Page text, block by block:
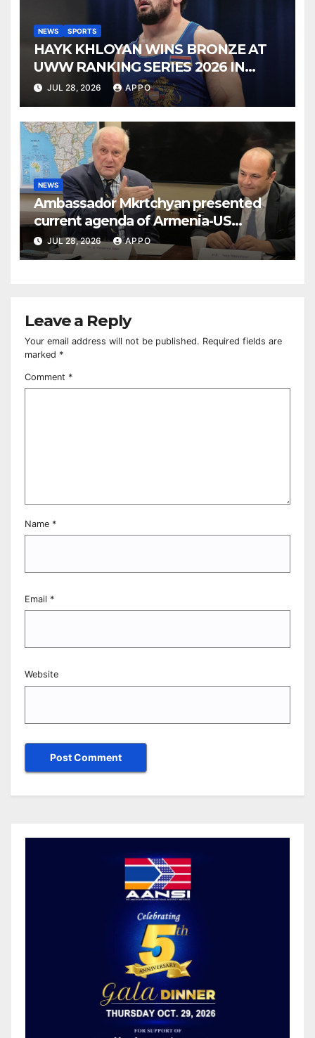
NEWS SPORTS
HAYK KHLOYAN WINS BRONZE AT
UWW RANKING SERIES 2026 IN
BUDAPEST
JUL 28, 2026 APPO
NEWS
Ambassador Mkrtchyan presented
current agenda of Armenia-US
relations at American Foreign Policy
Council
JUL 28, 2026 APPO
Leave a Reply
Your email address will not be published. Required fields are
marked *
Comment *
Name *
Email *
Website